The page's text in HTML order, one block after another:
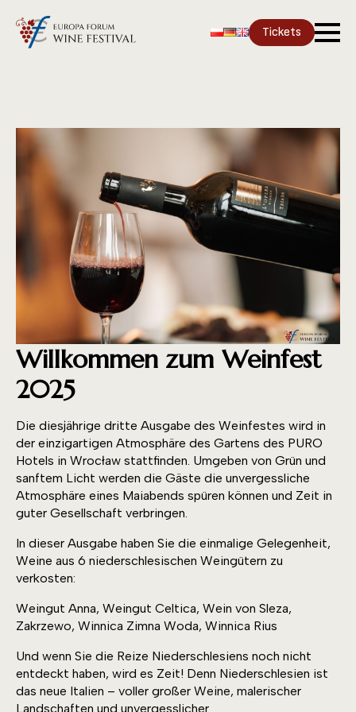
Tickets
Willkommen zum Weinfest
2025
Die diesjährige dritte Ausgabe des Weinfestes wird in
der einzigartigen Atmosphäre des Gartens des PURO
Hotels in Wrocław stattfinden. Umgeben von Grün und
sanftem Licht werden die Gäste die unvergessliche
Atmosphäre eines Maiabends spüren können und Zeit in
guter Gesellschaft verbringen.
In dieser Ausgabe haben Sie die einmalige Gelegenheit,
Weine aus 6 niederschlesischen Weingütern zu
verkosten:
Weingut Anna, Weingut Celtica, Wein von Sleza,
Zakrzewo, Winnica Zimna Woda, Winnica Rius
Und wenn Sie die Reize Niederschlesiens noch nicht
entdeckt haben, wird es Zeit! Denn Niederschlesien ist
das neue Italien – voller großer Weine, malerischer
Landschaften und unvergesslicher